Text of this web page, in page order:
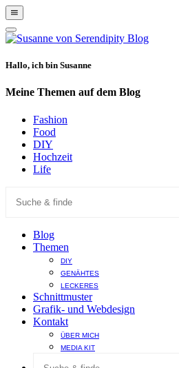
Show
Offscreen
Content
Hide
Offscreen
Hallo, ich bin Susanne
Meine Themen auf dem Blog
Fashion
Food
DIY
Hochzeit
Life
Blog
Themen
DIY
GENÄHTES
LECKERES
Schnittmuster
Grafik- und Webdesign
Kontakt
ÜBER MICH
MEDIA KIT